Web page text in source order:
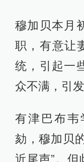
穆加贝本月
职，有意让
统，引起一
众不满，引
有津巴布韦
劾，穆加贝
近尾声”。